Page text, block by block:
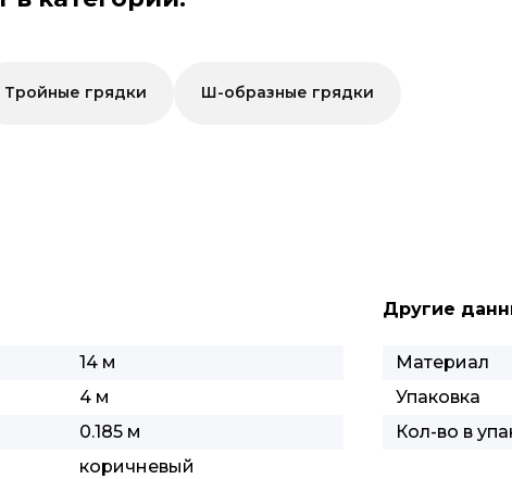
Тройные грядки Ш-образные грядки
14 м
4 м
0.185 м
коричневый
Другие
Материал
Упаковка
Кол-во в